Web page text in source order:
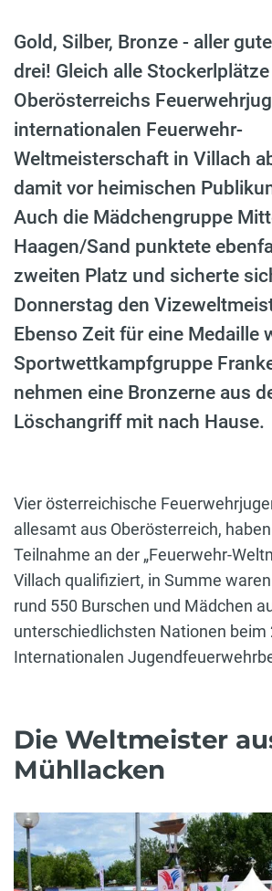
Gold, Silber, Bronze - aller
drei! Gleich alle
Oberösterreichs
internationalen Feuerwehr-
Weltmeisterschaft in Villach
damit vor heimischen
Auch die Mädchengruppe
Haagen/Sand punktete
zweiten Platz und sicherte
Donnerstag den
Ebenso Zeit für eine Medaille
Sportwettkampfgruppe
nehmen eine Bronzerne aus
Löschangriff mit nach Hause.
Vier österreichische
allesamt aus Oberösterreich,
Teilnahme an der „Feuerwehr-
Villach qualifiziert, in Summe
rund 550 Burschen und Mädchen
unterschiedlichsten Nationen beim
Internationalen
Die Weltmeister
Mühllacken